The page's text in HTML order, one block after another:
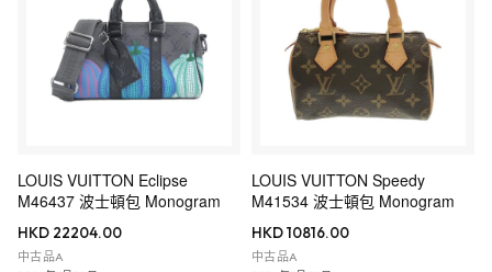
LOUIS VUITTON Eclipse
M46437 波士頓包 Monogram
HKD 22204.00
中古品A
LOUIS VUITTON Speedy
M41534 波士頓包 Monogram
HKD 10816.00
中古品A